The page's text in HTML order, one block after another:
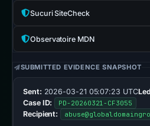
Sucuri SiteCheck
Observatoire MDN
SUBMITTED EVIDENCE SNAPSHOT
Sent: 2026-03-21 05:07:23 UTC
Case ID:
PD-20260321-CF3055
Recipient: